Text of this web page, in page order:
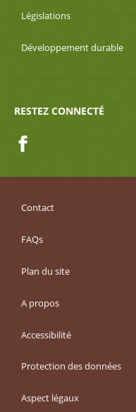
Législations
Développement durable
RESTEZ CONNECTÉ
Contact
FAQs
Plan du site
A propos
Accessibilité
Protection des données
Aspect légaux